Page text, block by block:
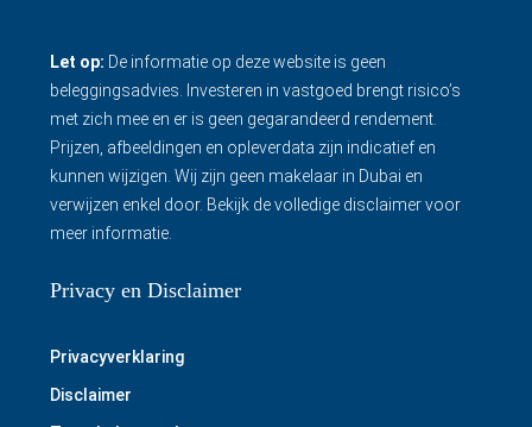
Let op: De informatie op deze website is geen
beleggingsadvies. Investeren in vastgoed brengt risico’s
met zich mee en er is geen gegarandeerd rendement.
Prijzen, afbeeldingen en opleverdata zijn indicatief en
kunnen wijzigen. Wij zijn geen makelaar in Dubai en
verwijzen enkel door. Bekijk de volledige disclaimervoor
meer informatie.
Privacy en Disclaimer
Privacyverklaring
Disclaimer